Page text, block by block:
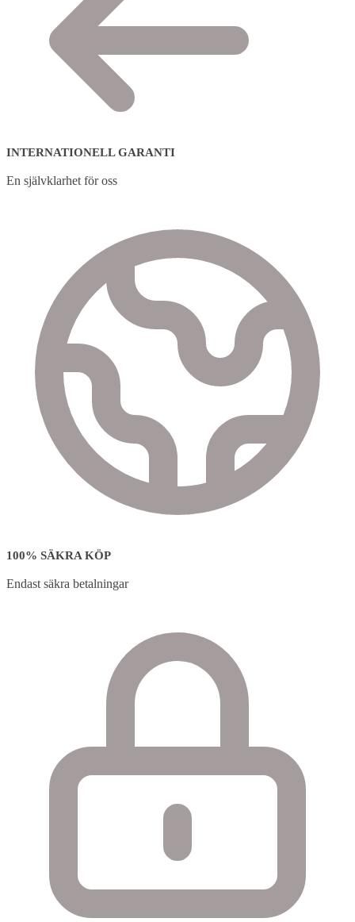
INTERNATIONELL GARANTI
En självklarhet för oss
100% SÄKRA KÖP
Endast säkra betalningar